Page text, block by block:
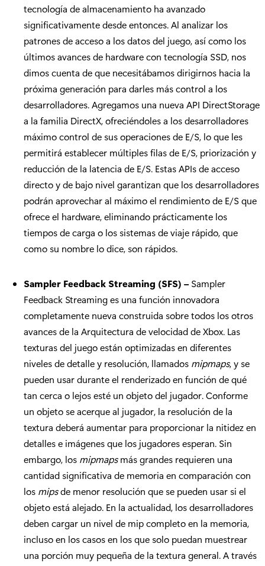
tecnología de almacenamiento ha avanzado
significativamente desde entonces. Al analizar los
patrones de acceso a los datos del juego, así como los
últimos avances de hardware con tecnología SSD, nos
dimos cuenta de que necesitábamos dirigirnos hacia la
próxima generación para darles más control a los
desarrolladores. Agregamos una nueva API DirectStorage
a la familia DirectX, ofreciéndoles a los desarrolladores
máximo control de sus operaciones de E/S, lo que les
permitirá establecer múltiples filas de E/S, priorización y
reducción de la latencia de E/S. Estas APIs de acceso
directo y de bajo nivel garantizan que los desarrolladores
podrán aprovechar al máximo el rendimiento de E/S que
ofrece el hardware, eliminando prácticamente los
tiempos de carga o los sistemas de viaje rápido, que
como su nombre lo dice, son rápidos.
Sampler Feedback Streaming (SFS) –Sampler
Feedback Streaming es una función innovadora
completamente nueva construida sobre todos los otros
avances de la Arquitectura de velocidad de Xbox. Las
texturas del juego están optimizadas en diferentes
niveles de detalle y resolución, llamados mipmaps, y se
pueden usar durante el renderizado en función de qué
tan cerca o lejos esté un objeto del jugador. Conforme
un objeto se acerque al jugador, la resolución de la
textura deberá aumentar para proporcionar la nitidez en
detalles e imágenes que los jugadores esperan. Sin
embargo, los mipmapsmás grandes requieren una
cantidad significativa de memoria en comparación con
los mipsde menor resolución que se pueden usar si el
objeto está alejado. En la actualidad, los desarrolladores
deben cargar un nivel de mip completo en la memoria,
incluso en los casos en los que solo puedan muestrear
una porción muy pequeña de la textura general. A través